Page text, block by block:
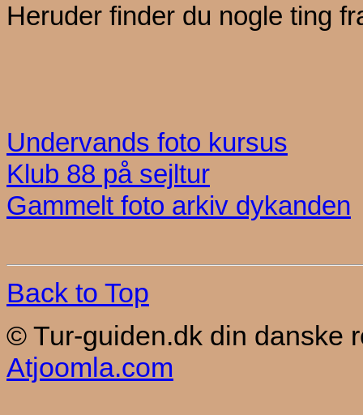
Heruder finder du nogle ting
Undervands foto kursus
Klub 88 på sejltur
Gammelt foto arkiv dykanden
Back to Top
© Tur-guiden.dk din danske
Atjoomla.com